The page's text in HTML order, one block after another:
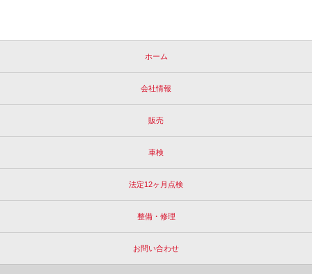
ホーム
会社情報
販売
車検
法定12ヶ月点検
整備・修理
お問い合わせ